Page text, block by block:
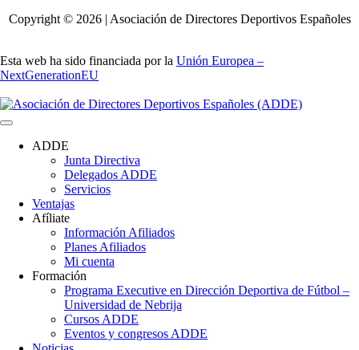
Copyright © 2026 | Asociación de Directores Deportivos Españoles
Esta web ha sido financiada por la Unión Europea –
NextGenerationEU
ADDE
Junta Directiva
Delegados ADDE
Servicios
Ventajas
Afíliate
Información Afiliados
Planes Afiliados
Mi cuenta
Formación
Programa Executive en Dirección Deportiva de Fútbol –
Universidad de Nebrija
Cursos ADDE
Eventos y congresos ADDE